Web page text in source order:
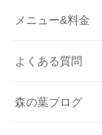
メニュー&料金
よくある質問
森の葉ブログ